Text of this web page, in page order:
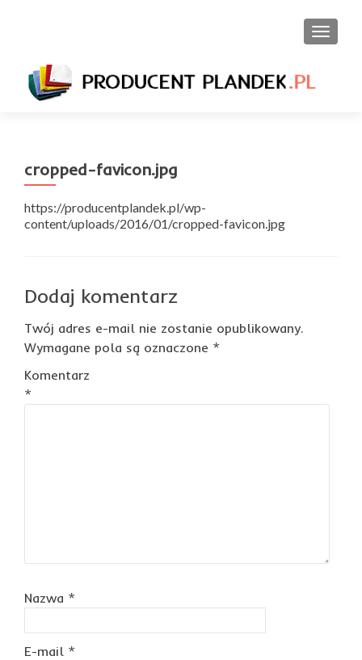
cropped-favicon.jpg
https://producentplandek.pl/wp-
content/uploads/2016/01/cropped-favicon.jpg
Dodaj komentarz
Twój adres e-mail nie zostanie opublikowany.
Wymagane pola są oznaczone *
Komentarz
*
Nazwa *
E-mail *